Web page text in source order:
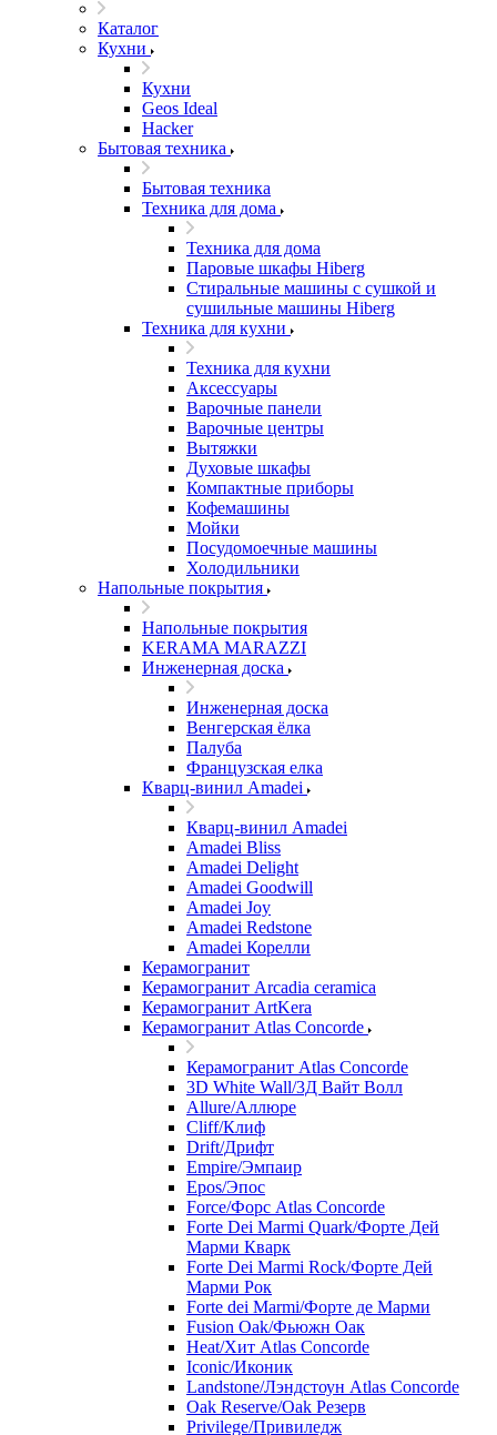
Каталог
Кухни
Кухни
Geos Ideal
Hacker
Бытовая техника
Бытовая техника
Техника для дома
Техника для дома
Паровые шкафы Hiberg
Стиральные машины с сушкой и
сушильные машины Hiberg
Техника для кухни
Техника для кухни
Аксессуары
Варочные панели
Варочные центры
Вытяжки
Духовые шкафы
Компактные приборы
Кофемашины
Мойки
Посудомоечные машины
Холодильники
Напольные покрытия
Напольные покрытия
KERAMA MARAZZI
Инженерная доска
Инженерная доска
Венгерская ёлка
Палуба
Французская елка
Кварц-винил Amadei
Кварц-винил Amadei
Amadei Bliss
Amadei Delight
Amadei Goodwill
Amadei Joy
Amadei Redstone
Amadei Корелли
Керамогранит
Керамогранит Arcadia ceramica
Керамогранит ArtKera
Керамогранит Atlas Concorde
Керамогранит Atlas Concorde
3D White Wall/3Д Вайт Волл
Allure/Аллюрe
Cliff/Клиф
Drift/Дрифт
Empire/Эмпаир
Epos/Эпос
Force/Фoрс Atlas Concorde
Forte Dei Marmi Quark/Форте Дей
Марми Кварк
Forte Dei Marmi Rock/Форте Дей
Марми Рок
Forte dei Marmi/Форте де Марми
Fusion Oak/Фьюжн Оак
Heat/Xит Atlas Concorde
Iconic/Иконик
Landstone/Лэндстоун Atlas Concorde
Oak Reserve/Оak Резepв
Privilege/Привиледж